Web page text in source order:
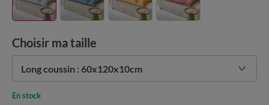
Choisir ma taille
Long coussin : 60x120x10cm
En stock